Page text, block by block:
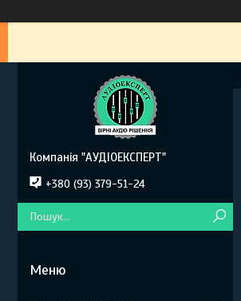
Компанія "АУДІОЕКСПЕРТ"
+380 (93) 379-51-24